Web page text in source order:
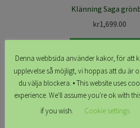
Klänning Saga
kr1,699.00
Denna webbsida använder kakor, för att
upplevelse så möjligt, vi hoppas att du är
du välja blockera. • This website uses
experience. We'll assume you're ok with
if you wish.
Cookie settings